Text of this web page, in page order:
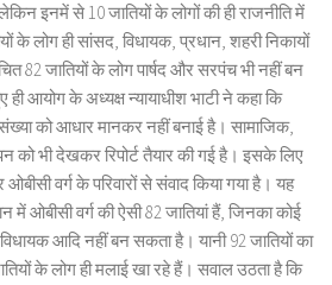
इनमें से 10 जातियों के लोगों की ही राजनीति में
के लोग ही सांसद, विधायक, प्रधान, शहरी निकायों
82 जातियों के लोग पार्षद और सरपंच भी नहीं बन
आयोग के अध्यक्ष न्यायाधीश भाटी ने कहा कि
को आधार मानकर नहीं बनाई है। सामाजिक,
को भी देखकर रिपोर्ट तैयार की गई है। इसके लिए
वर्ग के परिवारों से संवाद किया गया है। यह
में ओबीसी वर्ग की ऐसी 82 जातियां हैं, जिनका कोई
आदि नहीं बन सकता है। यानी 92 जातियों का
के लोग ही मलाई खा रहे हैं। सवाल उठता है कि